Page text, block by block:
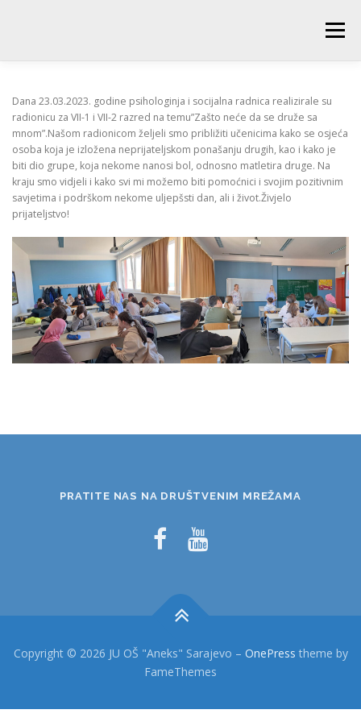
Menu
RODITELJI PEDAGOŠKA SLUŽBA BIBLIOTEKA
PRODUŽENI BORAVAK
Dana 23.03.2023. godine psihologinja i socijalna radnica realizirale su
radionicu za VII-1 i VII-2 razred na temu”Zašto neće da se druže sa
mnom”.Našom radionicom željeli smo približiti učenicima kako se osjeća
osoba koja je izložena neprijateljskom ponašanju drugih, kao i kako je
biti dio grupe, koja nekome nanosi bol, odnosno matletira druge. Na
kraju smo vidjeli i kako svi mi možemo biti pomoćnici i svojim pozitivnim
savjetima i podrškom nekome uljepšsti dan, ali i život.Živjelo
prijateljstvo!
PRATITE NAS NA DRUŠTVENIM MREŽAMA
Copyright © 2026 JU OŠ "Aneks" Sarajevo – OnePress theme by
FameThemes